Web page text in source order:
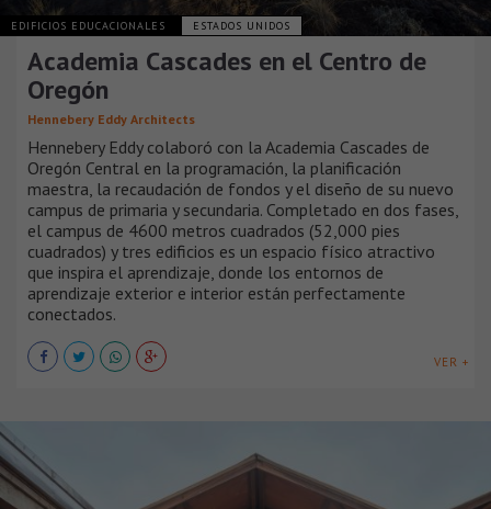
EDIFICIOS EDUCACIONALES ESTADOS UNIDOS
Academia Cascades en el Centro de
Oregón
Hennebery Eddy Architects
Hennebery Eddy colaboró ​​con la Academia Cascades de
Oregón Central en la programación, la planificación
maestra, la recaudación de fondos y el diseño de su nuevo
campus de primaria y secundaria. Completado en dos fases,
el campus de 4600 metros cuadrados (52,000 pies
cuadrados) y tres edificios es un espacio físico atractivo
que inspira el aprendizaje, donde los entornos de
aprendizaje exterior e interior están perfectamente
conectados.
VER +